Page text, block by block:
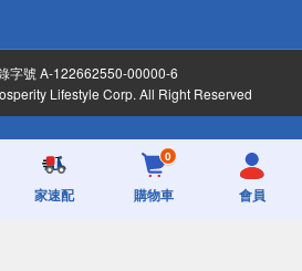
字號 A-122662550-00000-6
Lifestyle Corp. All Right Reserved
家速配
0
購物車 會員